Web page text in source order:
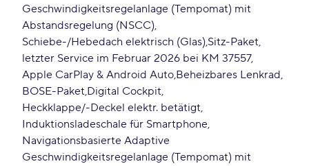
Geschwindigkeitsregelanlage (Tempomat) mit
Abstandsregelung (NSCC)
Schiebe-/Hebedach elektrisch (Glas) Sitz-Paket
letzter Service im Februar 2026 bei KM 37557
Apple CarPlay & Android Auto Beheizbares Lenkrad
BOSE-Paket Digital Cockpit
Heckklappe/-Deckel elektr. betätigt
Induktionsladeschale für Smartphone
Navigationsbasierte Adaptive
Geschwindigkeitsregelanlage (Tempomat) mit